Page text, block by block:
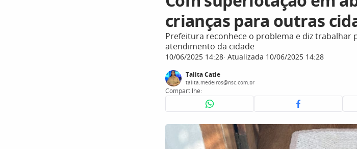
crianças para outras
Prefeitura reconhece o problema e diz trabalhar
atendimento da cidade
10/06/2025 14:28 Atualizada 10/06/2025 14:28
Talita Catie
talita.medeiros@nsc.com.br
Compartilhe: